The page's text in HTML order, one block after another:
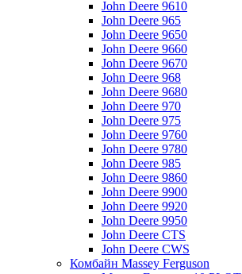
John Deere 9610
John Deere 965
John Deere 9650
John Deere 9660
John Deere 9670
John Deere 968
John Deere 9680
John Deere 970
John Deere 975
John Deere 9760
John Deere 9780
John Deere 985
John Deere 9860
John Deere 9900
John Deere 9920
John Deere 9950
John Deere CTS
John Deere CWS
Комбайн Massey Ferguson